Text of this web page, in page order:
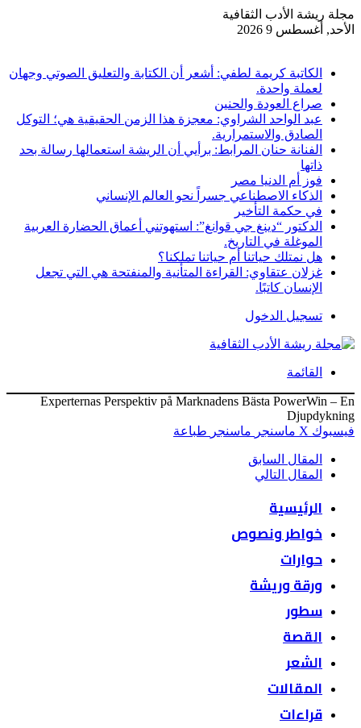
مجلة ريشة الأدب الثقافية
الأحد, أغسطس 9 2026
الكاتبة كريمة لطفي: أشعر أن الكتابة والتعليق الصوتي وجهان
لعملة واحدة.
صراع العودة والحنين
عبد الواحد الشراوي: معجزة هذا الزمن الحقيقية هي؛ التوكل
الصادق والاستمرارية.
الفنانة حنان المرابط: برأيي أن الريشة استعمالها رسالة بحد
ذاتها
فوز أم الدنيا مصر
الذكاء الاصطناعي جسراً نحو العالم الإنساني
في حكمة التأخير
الدكتور “دينغ جي قوانغ”: استهوتني أعماق الحضارة العربية
الموغلة في التاريخ.
هل نمتلك حياتنا أم حياتنا تملكنا؟
غزلان عتقاوي: القراءة المتأنية والمنفتحة هي التي تجعل
الإنسان كاتبًا.
تسجيل الدخول
القائمة
Experternas Perspektiv på Marknadens Bästa PowerWin – En
Djupdykning
فيسبوك ‫X ماسنجر ماسنجر طباعة
المقال السابق
المقال التالي
الرئيسية
خواطر ونصوص
حوارات
ورقة وريشة
سطور
القصة
الشعر
المقالات
قراءات